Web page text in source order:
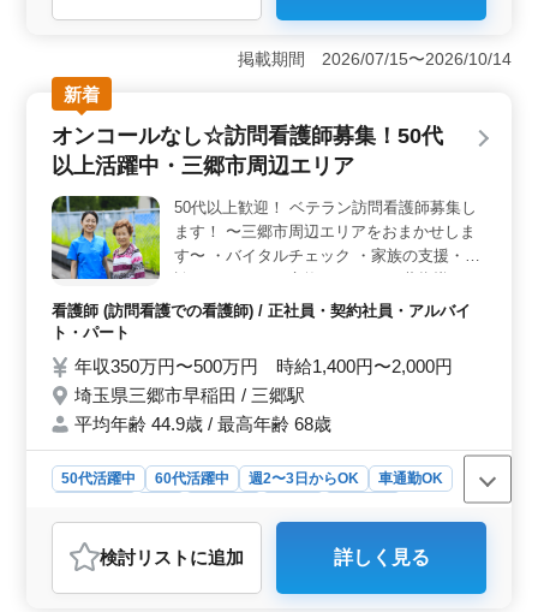
＜キャリアパスの可能性＞ 介護経験を積み、ヘルパー2
級以上の資格取得が可能です。長期での勤務や定年後の
再雇用制度も整備され、キャリア形成に適した環境で
す。またスキルアップの機会やキャリアアドバイスなど
個々の成長を支援するプログラムも用意されていま
す。 ＜働きやすい環境＞ シフト制で週3日以上勤務
可能で日曜休みや交通費実費支給、資格手当などの福利
ライフスタイルに合わせた働き方が実現できます。
＜多様性を尊重＞ 50代・60代のスタッフも活躍中で年
齢や性別に関わらず、個々の経験や能力を尊重する職場
文化が根付いています。多様なバックグラウンドを持つ
スタッフがチームを形成し、利用者様への質の高いサー
ビス提供に貢献しています。
掲載期間 2026/07/15〜2026/10/14
新着
オンコールなし☆訪問看護師募集！50代
以上活躍中・三郷市周辺エリア
50代以上歓迎！ ベテラン訪問看護師募集し
ます！ 〜三郷市周辺エリアをおまかせしま
す〜 ・バイタルチェック ・家族の支援・相
ンコール待機なし ＊土日祝休み ＊週3〜勤
す！(応相談) ご応募お待ちしております！
看護師 (訪問看護での看護師) / 正社員・契約社員・アルバイ
ト・パート
年収350万円〜500万円 時給1,400円〜2,000円
埼玉県三郷市早稲田 / 三郷駅
平均年齢 44.9歳 / 最高年齢 68歳
50代活躍中 60代活躍中 週2〜3日からOK
車通勤OK
おすすめポイント
＜勤務条件と特徴＞ 三郷市周辺エリアでの訪問看護師
検討リスト に追加 詳しく見る